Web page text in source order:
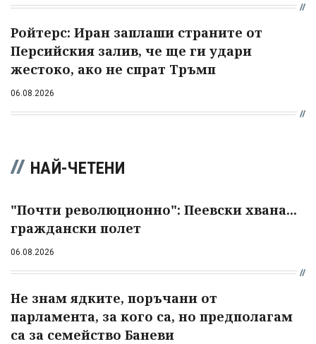
Ройтерс: Иран заплаши страните от
Персийския залив, че ще ги удари
жестоко, ако не спрат Тръмп
06.08.2026
НАЙ-ЧЕТЕНИ
"Почти революционно": Пеевски хвана...
граждански полет
06.08.2026
Не знам ядките, поръчани от
парламента, за кого са, но предполагам
са за семейство Баневи